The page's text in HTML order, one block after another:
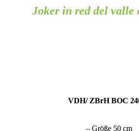
Joker in red del valle
VDH/ ZBrH BOC
– Größe 50 cm